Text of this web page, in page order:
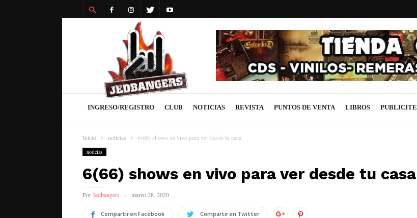
INGRESO/REGISTRO CLUB NOTICIAS REVISTA PUNTOS DE VENTA LIBROS PUBLICITE
Inicio noticias 6(66) shows en vivo para ver desde tu casa
noticias
6(66) shows en vivo para ver desde tu casa
PorJedbangers marzo 28, 2020
Compartir en Facebook Compartir en Twitter